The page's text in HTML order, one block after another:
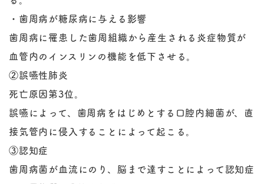
・歯周病が糖尿病に与える影響
歯周病に罹患した歯周組織から産生される炎症物質が
血管内のインスリンの機能を低下させる。
②誤嚥性肺炎
死亡原因第3位。
誤嚥によって、歯周病をはじめとする口腔内細菌が、直
接気管内に侵入することによって起こる。
③認知症
歯周病菌が血流にのり、脳まで達すことによって認知症